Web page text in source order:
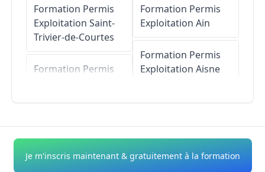
Formation Permis
Exploitation Saint-
Trivier-de-Courtes
Formation Permis
Formation Permis
ExploitationCourtes
Formation Permis
Exploitation Ain
Formation Permis
Exploitation Aisne
Formation Permis
ExploitationAlpes-
Je m'inscris maintenant & gratuitement à la formation